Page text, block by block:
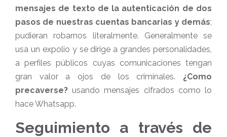
mensajes de texto de la autenticación de dos
pasos de nuestras cuentas bancarias y demás;
pudieran robarnos literalmente. Generalmente se
usa un expolio y se dirige a grandes personalidades,
a perfiles públicos cuyas comunicaciones tengan
gran valor a ojos de los criminales. ¿Como
precaverse? usando mensajes cifrados como lo
hace Whatsapp.
Seguimiento a través de